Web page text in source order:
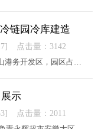
链园冷库建造
点击量：3142
示
点击量：2011